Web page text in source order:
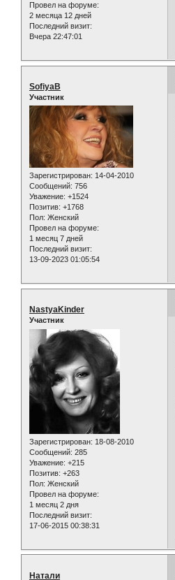
Провел на форуме:
2 месяца 12 дней
Последний визит:
Вчера 22:47:01
SofiyaB
Участник
Зарегистрирован: 14-04-2010
Сообщений: 756
Уважение: +1524
Позитив: +1768
Пол: Женский
Провел на форуме:
1 месяц 7 дней
Последний визит:
13-09-2023 01:05:54
NastyaKinder
Участник
Зарегистрирован: 18-08-2010
Сообщений: 285
Уважение: +215
Позитив: +263
Пол: Женский
Провел на форуме:
1 месяц 2 дня
Последний визит:
17-06-2015 00:38:31
Натали